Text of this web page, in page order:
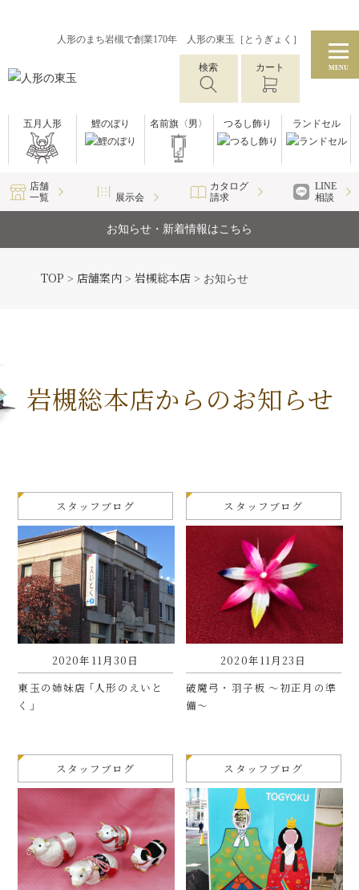
人形のまち岩槻で創業170年 人形の東玉［とうぎょく］
検索 カート MENU
五月人形 鯉のぼり 名前旗〈男〉 つるし飾り ランドセル
店舗
一覧
展示会
カタログ
請求
LINE
相談
お知らせ・新着情報はこちら
TOP > 店舗案内 > 岩槻総本店 > お知らせ
岩槻総本店からのお知らせ
スタッフブログ
2020年11月30日
東玉の姉妹店 ｢人形のえいと
く｣
スタッフブログ
2020年11月23日
破魔弓・羽子板 ～初正月の準
備～
スタッフブログ スタッフブログ